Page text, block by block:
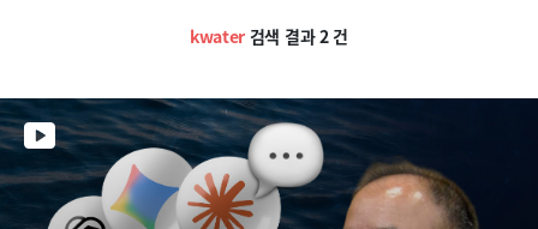
kwater 검색 결과 2 건